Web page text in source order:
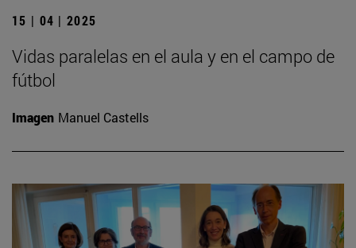
15 | 04 | 2025
Vidas paralelas en el aula y en el campo de
fútbol
Imagen Manuel Castells